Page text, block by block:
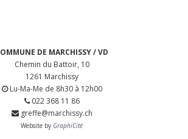
DE MARCHISSY / VD
Chemin du Battoir, 10
1261 Marchissy
Lu-Ma-Me de 8h30 à 12h00
022 368 11 86
greffe@marchissy.ch
Website by GraphiCité